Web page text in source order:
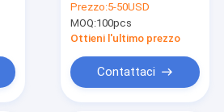
dell'installazione
MCB 14 montato
Prezzo:5-50USD
MOQ:100pcs
Ottieni l'ultimo prezzo
Contattaci